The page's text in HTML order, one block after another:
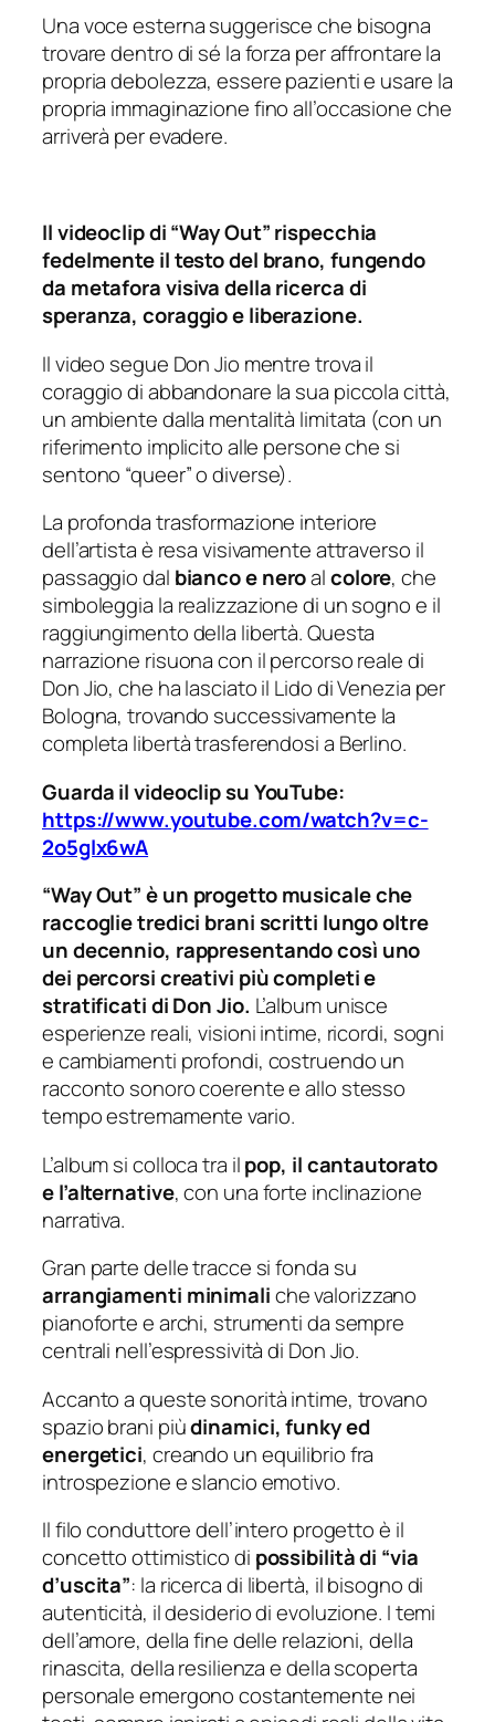
Una voce esterna suggerisce che bisogna
trovare dentro di sé la forza per affrontare la
propria debolezza, essere pazienti e usare la
propria immaginazione fino all’occasione che
arriverà per evadere.
Il videoclip di “Way Out” rispecchia
fedelmente il testo del brano, fungendo
da metafora visiva della ricerca di
speranza, coraggio e liberazione.
Il video segue Don Jio mentre trova il
coraggio di abbandonare la sua piccola città,
un ambiente dalla mentalità limitata (con un
riferimento implicito alle persone che si
sentono “queer” o diverse).
La profonda trasformazione interiore
dell’artista è resa visivamente attraverso il
passaggio dal bianco e neroalcolore, che
simboleggia la realizzazione di un sogno e il
raggiungimento della libertà. Questa
narrazione risuona con il percorso reale di
Don Jio, che ha lasciato il Lido di Venezia per
Bologna, trovando successivamente la
completa libertà trasferendosi a Berlino.
Guarda il videoclip su YouTube:
https://www.youtube.com/watch?v=c-
2o5glx6wA
“Way Out” è un progetto musicale che
raccoglie tredici brani scritti lungo oltre
un decennio, rappresentando così uno
dei percorsi creativi più completi e
stratificati di Don Jio. L’album unisce
esperienze reali, visioni intime, ricordi, sogni
e cambiamenti profondi, costruendo un
racconto sonoro coerente e allo stesso
tempo estremamente vario.
L’album si colloca tra ilpop, il cantautorato
e l’alternative, con una forte inclinazione
narrativa.
Gran parte delle tracce si fonda su
arrangiamenti minimaliche valorizzano
pianoforte e archi, strumenti da sempre
centrali nell’espressività di Don Jio.
Accanto a queste sonorità intime, trovano
spazio brani piùdinamici, funky ed
energetici, creando un equilibrio fra
introspezione e slancio emotivo.
Il filo conduttore dell’intero progetto è il
concetto ottimistico di possibilità di “via
d’uscita”: la ricerca di libertà, il bisogno di
autenticità, il desiderio di evoluzione. I temi
dell’amore, della fine delle relazioni, della
rinascita, della resilienza e della scoperta
personale emergono costantemente nei